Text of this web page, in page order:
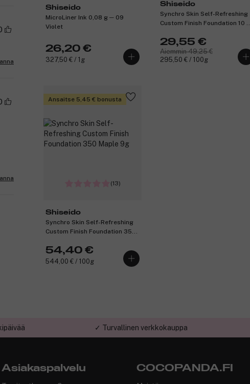
Shiseido
MicroLiner Ink 0,08 g ─ 09
Violet
26,20 €
327,50 € / 1g
Shiseido
Synchro Skin Self-Refreshing
Custom Finish Foundation 10 g
29,55 €
Aiemmin 49,25 €
295,50 € / 100g
Ansaitse 5,45 € bonusta
(13)
Shiseido
Synchro Skin Self-Refreshing
Custom Finish Foundation 350
54,40 €
544,00 € / 100g
✓ Turvallinen verkkokauppa
Asiakaspalvelu COCOPANDA.FI